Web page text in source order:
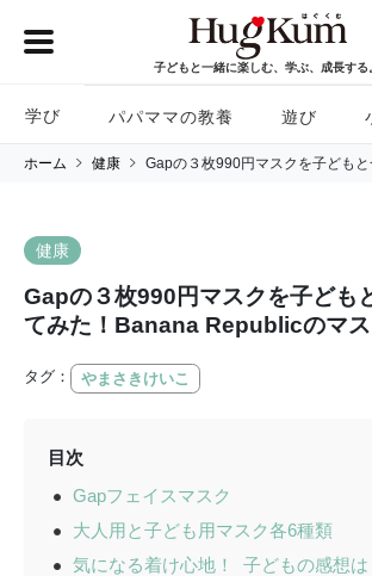
子どもと一緒に楽しむ、学ぶ、成長する
学び パパママの教養 遊び
ホーム 健康 Gapの３枚990円マスクを子ども
健康
Gapの３枚990円マスクを子ども
てみた！Banana Republicのマス
タグ： やまさきけいこ
目次
Gapフェイスマスク
大人用と子ども用マスク各6種類
気になる着け心地！ 子どもの感想は